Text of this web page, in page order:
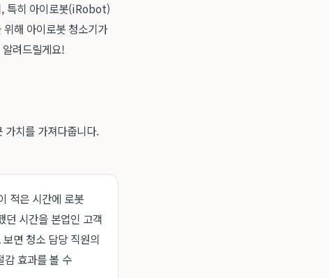
, 특히 아이로봇(iRobot)
해 아이로봇 청소기가
려드릴게요!
가치를 가져다줍니다.
적은 시간에 로봇
던 시간을 본업인 고객
면 청소 담당 직원의
감 효과를 볼 수